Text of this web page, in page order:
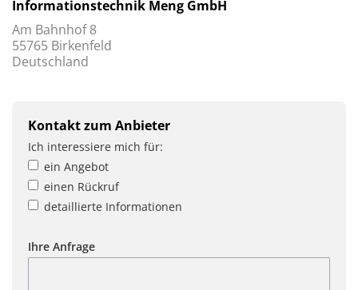
Informationstechnik Meng GmbH
Am Bahnhof 8
55765 Birkenfeld
Deutschland
Kontakt zum Anbieter
Ich interessiere mich für:
ein Angebot
einen Rückruf
detaillierte Informationen
Ihre Anfrage